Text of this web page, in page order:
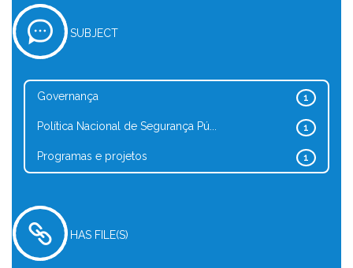
SUBJECT
1
Governança
1
Política Nacional de Segurança Pú...
1
Programas e projetos
HAS FILE(S)